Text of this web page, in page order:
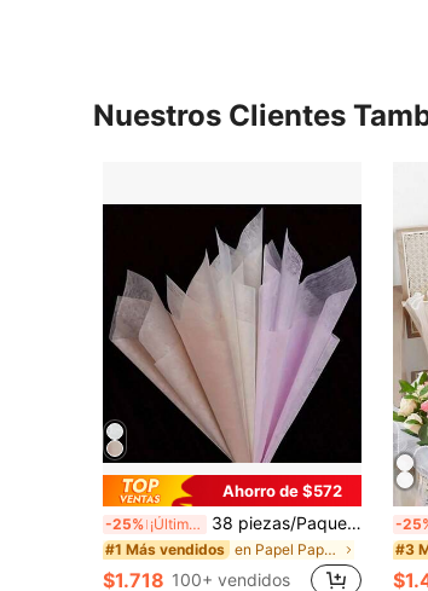
Nuestros Clientes
Ahorro de $572
-25% ¡Últimos 3 días 38 piezas/Paquete Papel de envolver floral - Papel de embalaje de ramo resistente al agua, adecuado para manualidades DIY, suministros florales, se puede usar para bodas, regalos de cumpleaños, envoltura de regalos, embalaje de ramos, arreglos florales DIY, Día de la Madre, cumpleaños, boda, ceremonia de graduación y aniversario.
#1 Más vendidos en Papel Papel de papel de regalo
$1.718 100+ vendidos
-
#3